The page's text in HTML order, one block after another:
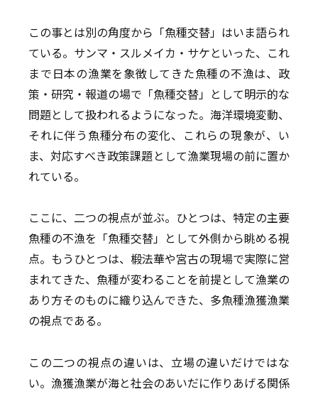
この事とは別の角度から「魚種交替」はいま語られ
ている。サンマ・スルメイカ・サケといった、これ
まで日本の漁業を象徴してきた魚種の不漁は、政
策・研究・報道の場で「魚種交替」として明示的な
問題として扱われるようになった。海洋環境変動、
それに伴う魚種分布の変化、これらの現象が、い
ま、対応すべき政策課題として漁業現場の前に置か
れている。
ここに、二つの視点が並ぶ。ひとつは、特定の主要
魚種の不漁を「魚種交替」として外側から眺める視
点。もうひとつは、椴法華や宮古の現場で実際に営
まれてきた、魚種が変わることを前提として漁業の
あり方そのものに織り込んできた、多魚種漁獲漁業
の視点である。
この二つの視点の違いは、立場の違いだけではな
い。漁獲漁業が海と社会のあいだに作りあげる関係